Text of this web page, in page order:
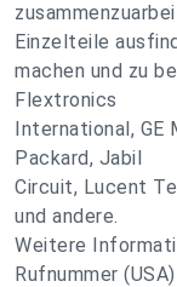
Einzelteile
machen und zu
Flextronics
International,
Packard, Jabil
Circuit, Lucent
und andere.
Weitere
Rufnummer (USA)